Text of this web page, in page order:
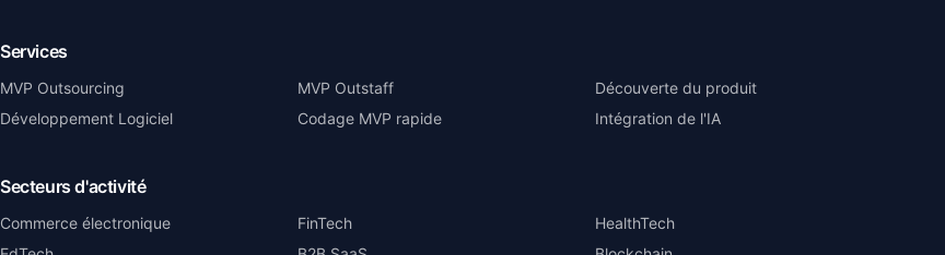
Services
MVP Outsourcing MVP Outstaff
Découverte du produit
Développement Logiciel
Codage MVP rapide Intégration de l'IA
Secteurs d'activité
Commerce électronique FinTech
HealthTech